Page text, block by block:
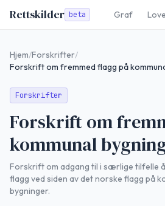
Rettskilder beta Graf
Hjem/Forskrifter/
Forskrift om fremmed flagg på
Forskrifter
Forskrift om
kommunal
Forskrift om adgang til i særlige tilfelle
flagg ved siden av det norske flagg på
bygninger.